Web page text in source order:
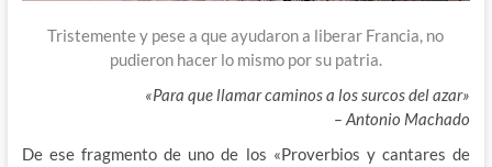
Tristemente y pese a que ayudaron a liberar Francia, no
pudieron hacer lo mismo por su patria.
«Para que llamar caminos a los surcos del azar»
– Antonio Machado
De ese fragmento de uno de los «Proverbios y cantares de